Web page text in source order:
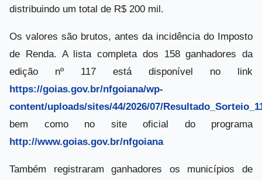
distribuindo um total de R$ 200 mil.
Os valores são brutos, antes da incidência do Imposto
de Renda. A lista completa dos 158 ganhadores da
edição nº 117 está disponível no link
https://goias.gov.br/nfgoiana/wp-
content/uploads/sites/44/2026/07/
bem como no site oficial do programa
http://www.goias.gov.br/nfgoiana
Também registraram ganhadores os municípios de